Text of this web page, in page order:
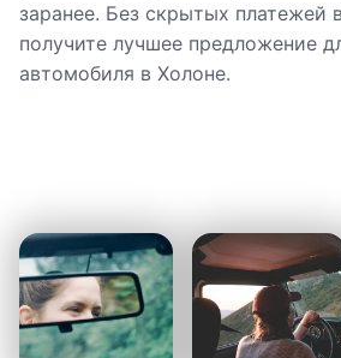
заранее. Без скрытых платежей
получите лучшее предложение
автомобиля в Холоне.